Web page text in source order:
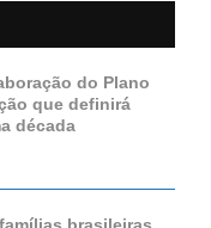
do Plano
que definirá
década